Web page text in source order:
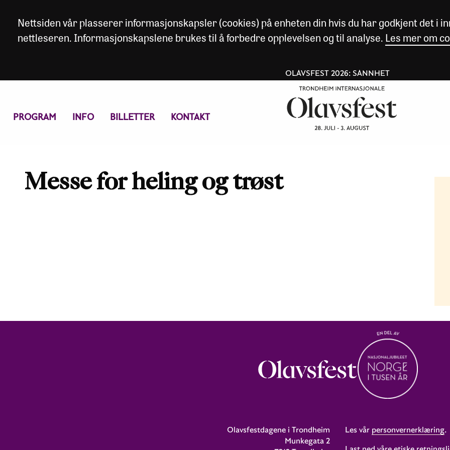
Nettsiden vår plasserer informasjonskapsler (cookies) på enheten din hvis du har godkjent det i
nettleseren. Informasjonskapslene brukes til å forbedre opplevelsen og til analyse. Les mer om
OLAVSFEST 2026: SANNHET
PROGRAM INFO BILLETTER KONTAKT
Messe for heling og trøst
Olavsfestdagene i Trondheim
Munkegata 2
Les vår personvernerklæring.